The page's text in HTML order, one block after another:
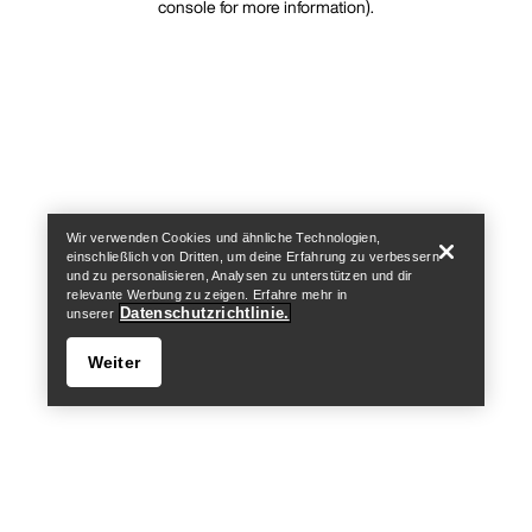
console for more information).
Wir verwenden Cookies und ähnliche Technologien,
einschließlich von Dritten, um deine Erfahrung zu verbessern
und zu personalisieren, Analysen zu unterstützen und dir
relevante Werbung zu zeigen. Erfahre mehr in
unserer Datenschutzrichtlinie.
Weiter